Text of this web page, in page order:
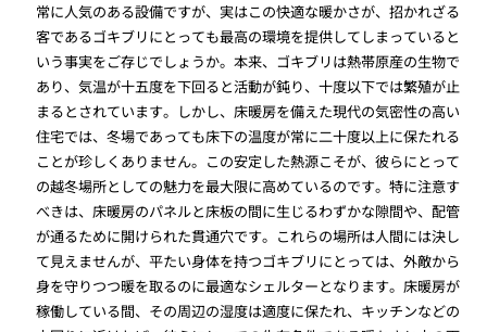
常に人気のある設備ですが、実はこの快適な暖かさが、招かれざる
客であるゴキブリにとっても最高の環境を提供してしまっていると
いう事実をご存じでしょうか。本来、ゴキブリは熱帯原産の生物で
あり、気温が十五度を下回ると活動が鈍り、十度以下では繁殖が止
まるとされています。しかし、床暖房を備えた現代の気密性の高い
住宅では、冬場であっても床下の温度が常に二十度以上に保たれる
ことが珍しくありません。この安定した熱源こそが、彼らにとって
の越冬場所としての魅力を最大限に高めているのです。特に注意す
べきは、床暖房のパネルと床板の間に生じるわずかな隙間や、配管
が通るために開けられた貫通穴です。これらの場所は人間には決し
て見えませんが、平たい身体を持つゴキブリにとっては、外敵から
身を守りつつ暖を取るのに最適なシェルターとなります。床暖房が
稼働している間、その周辺の湿度は適度に保たれ、キッチンなどの